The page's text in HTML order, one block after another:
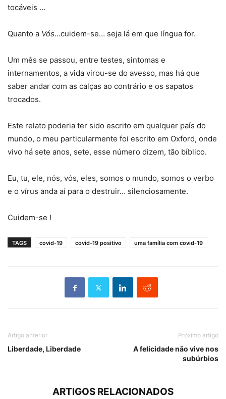
tocáveis …
Quanto a Vós…cuidem-se… seja lá em que língua for.
Um mês se passou, entre testes, sintomas e
internamentos, a vida virou-se do avesso, mas há que
saber andar com as calças ao contrário e os sapatos
trocados.
Este relato poderia ter sido escrito em qualquer país do
mundo, o meu particularmente foi escrito em Oxford, onde
vivo há sete anos, sete, esse número dizem, tão bíblico.
Eu, tu, ele, nós, vós, eles, somos o mundo, somos o verbo
e o vírus anda aí para o destruir… silenciosamente.
Cuidem-se !
TAGS covid-19 covid-19 positivo uma família com covid-19
Artigo anterior
Liberdade, Liberdade
Próximo artigo
A felicidade não vive nos
subúrbios
ARTIGOS RELACIONADOS